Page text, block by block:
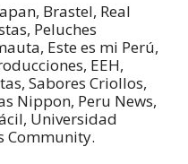
Brastel, Real
Peluches
Este es mi Perú,
EEH,
Sabores Criollos,
Nippon, Peru News,
Universidad
Community.